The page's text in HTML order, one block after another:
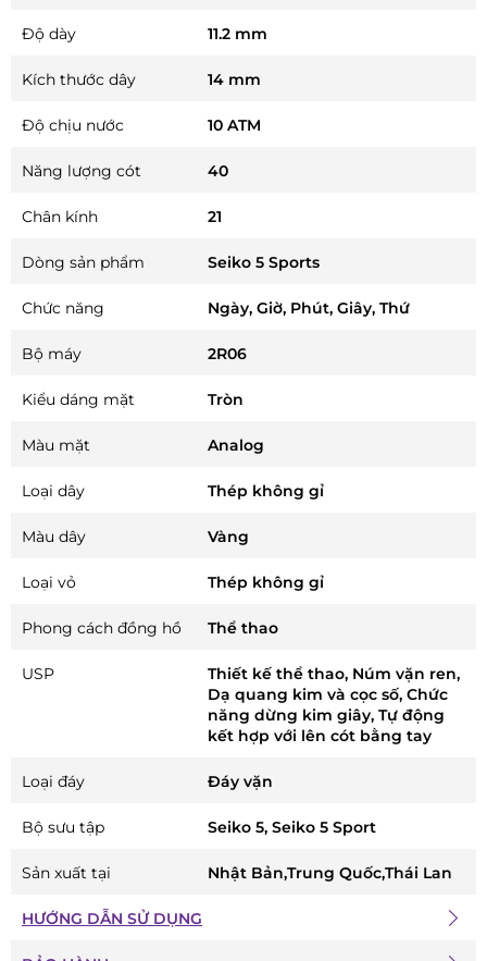
Độ dày 11.2 mm
Kích thước dây 14 mm
Độ chịu nước 10 ATM
Năng lượng cót 40
Chân kính 21
Dòng sản phẩm Seiko 5 Sports
Chức năng Ngày, Giờ, Phút, Giây, Thứ
Bộ máy 2R06
Kiểu dáng mặt Tròn
Màu mặt Analog
Loại dây Thép không gỉ
Màu dây Vàng
Loại vỏ Thép không gỉ
Phong cách đồng hồ Thể thao
USP
Thiết kế thể thao, Núm vặn ren,
Dạ quang kim và cọc số, Chức
năng dừng kim giây, Tự động
kết hợp với lên cót bằng tay
Loại đáy Đáy vặn
Bộ sưu tập Seiko 5, Seiko 5 Sport
Sản xuất tại Nhật Bản,Trung Quốc,Thái Lan
HƯỚNG DẪN SỬ DỤNG